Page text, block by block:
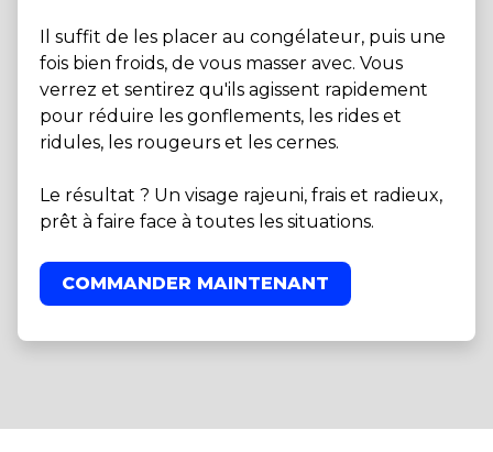
Il suffit de les placer au congélateur, puis une
fois bien froids, de vous masser avec. Vous
verrez et sentirez qu'ils agissent rapidement
pour réduire les gonflements, les rides et
ridules, les rougeurs et les cernes.
Le résultat ? Un visage rajeuni, frais et radieux,
prêt à faire face à toutes les situations.
COMMANDER MAINTENANT